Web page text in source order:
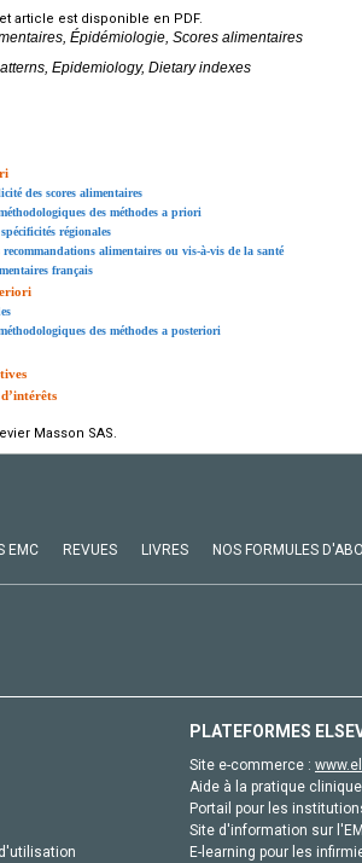
article est disponible en PDF.
Épidémiologie, Scores alimentaires
Epidemiology, Dietary indexes
des scores alimentaires
des méthodes a priori
régionales
recommandations alimentaires ou vis-à-vis de la santé
français
des méthodes a posteriori
Masson SAS.
EMC REVUES LIVRES NOS FORMULES
PLATEFORMES
Site e-commerce :
Aide à la pratique
Portail pour les
Site d'information sur
E-learning pour les